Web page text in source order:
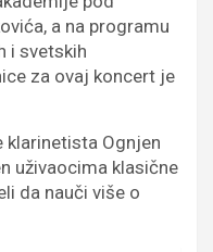
a na programu
i svetskih
za ovaj koncert je
Ognjen
uživaocima klasične
da nauči više o